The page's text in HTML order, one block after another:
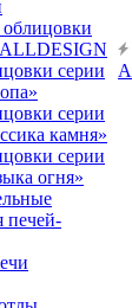
серии
серии
камня»
серии
огня»
печей-